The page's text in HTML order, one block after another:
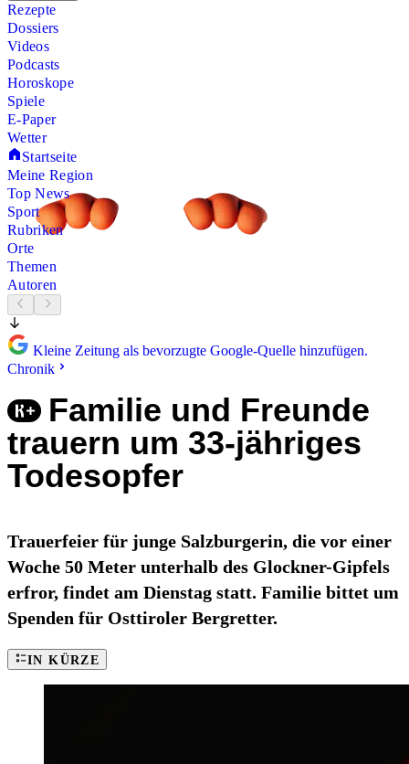
Rezepte
Dossiers
Videos
Podcasts
Horoskope
Spiele
E-Paper
Wetter
Startseite
Meine Region
Top News
Sport
Rubriken
Orte
Themen
Autoren
Kleine Zeitung als bevorzugte Google-Quelle hinzufügen.
Chronik
Familie und Freunde
trauern um 33-jähriges
Todesopfer
Trauerfeier für junge Salzburgerin, die vor einer
Woche 50 Meter unterhalb des Glockner-Gipfels
erfror, findet am Dienstag statt. Familie bittet um
Spenden für Osttiroler Bergretter.
IN KÜRZE